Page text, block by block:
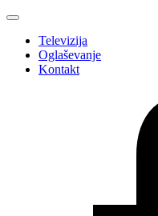
Televizija
Oglaševanje
Kontakt